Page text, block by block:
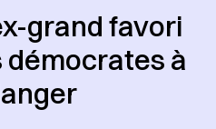
grand favori
à